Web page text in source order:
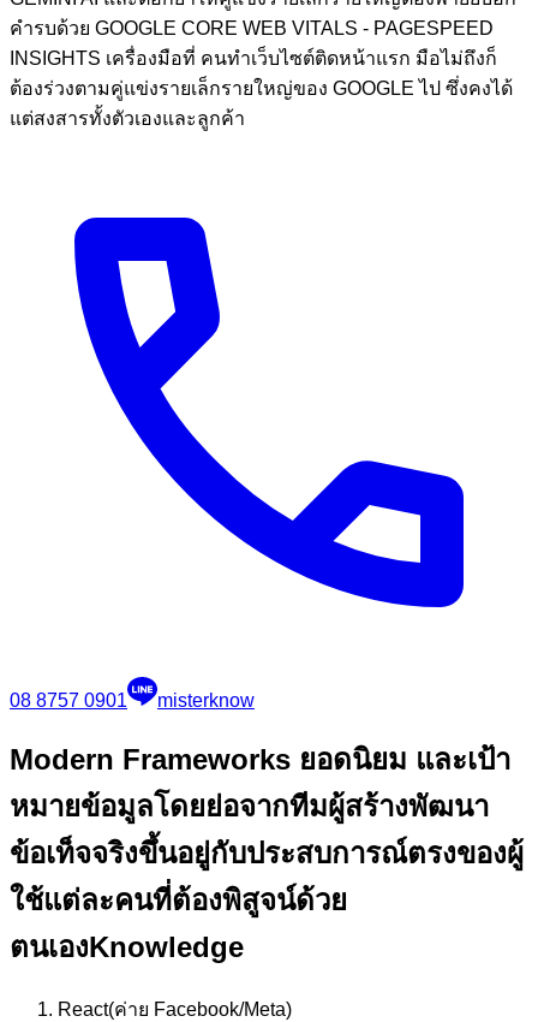
คำรบด้วย GOOGLE CORE WEB VITALS - PAGESPEED
INSIGHTS เครื่องมือที่ คนทำเว็บไซต์ติดหน้าแรก มือไม่ถึงก็
ต้องร่วงตามคู่แข่งรายเล็กรายใหญ่ของ GOOGLE ไป ซึ่งคงได้
แต่สงสารทั้งตัวเองและลูกค้า
08 8757 0901 misterknow
Modern Frameworks ยอดนิยม และเป้า
หมายข้อมูลโดยย่อจากทีมผู้สร้างพัฒนา
ข้อเท็จจริงขึ้นอยู่กับประสบการณ์ตรงของผู้
ใช้แต่ละคนที่ต้องพิสูจน์ด้วย
ตนเองKnowledge
React(ค่าย Facebook/Meta)